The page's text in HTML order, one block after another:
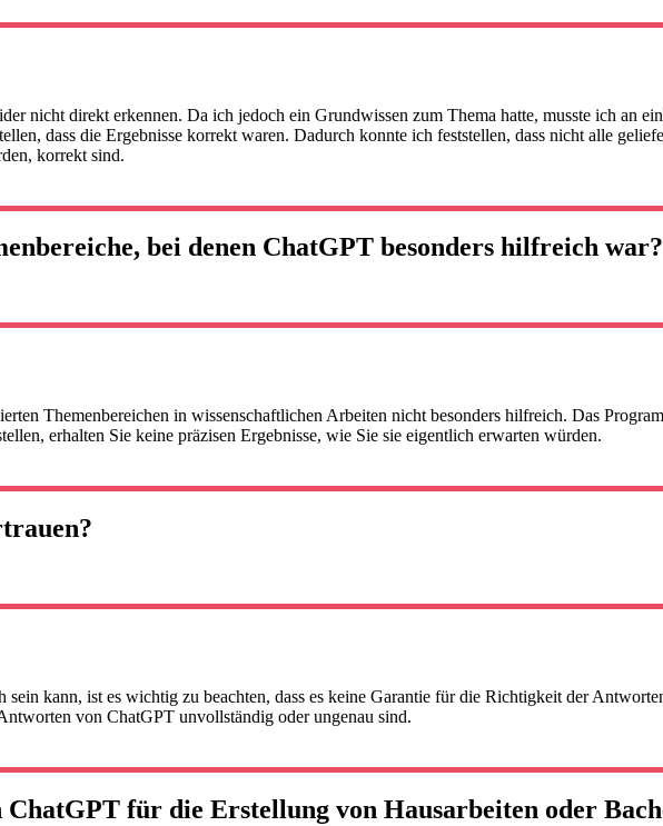
nicht direkt erkennen. Da ich jedoch ein Grundwissen zum Thema hatte, musste ich an
dass die Ergebnisse korrekt waren. Dadurch konnte ich feststellen, dass nicht alle
korrekt sind.
bei denen ChatGPT besonders hilfreich war?
Themenbereichen in wissenschaftlichen Arbeiten nicht besonders hilfreich. Das
erhalten Sie keine präzisen Ergebnisse, wie Sie sie eigentlich erwarten würden.
kann, ist es wichtig zu beachten, dass es keine Garantie für die Richtigkeit der
von ChatGPT unvollständig oder ungenau sind.
für die Erstellung von Hausarbeiten oder